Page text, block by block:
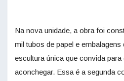
Na nova unidade, a obra foi
mil tubos de papel e
escultura única que convida
aconchegar. Essa é a segunda